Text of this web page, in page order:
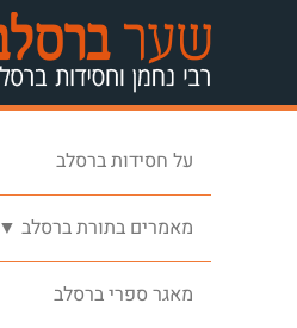
על חסידות ברסלב
מאמרים בתורת ברסלב ▼
מאגר ספרי ברסלב